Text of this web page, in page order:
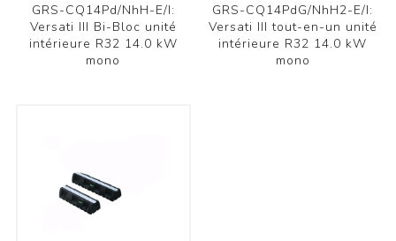
GRS-CQ14Pd/NhH-E/I:
Versati III Bi-Bloc unité
intérieure R32 14.0 kW
mono
GRS-CQ14PdG/NhH2-E/I:
Versati III tout-en-un unité
intérieure R32 14.0 kW
mono